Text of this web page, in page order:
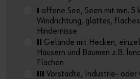
offene See, Seen mit min. 5
Windrichtung, glattes,
Hindernisse
Gelände mit Hecken,
Häusern und Bäumen z.B.
Flächen
Vorstädte, Industrie- oder